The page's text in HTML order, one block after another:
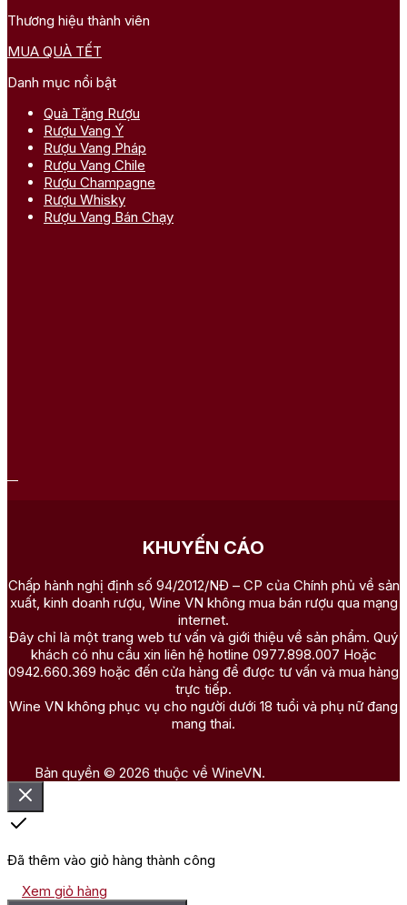
Thương hiệu thành viên
MUA QUÀ TẾT
Danh mục nổi bật
Quà Tặng Rượu
Rượu Vang Ý
Rượu Vang Pháp
Rượu Vang Chile
Rượu Champagne
Rượu Whisky
Rượu Vang Bán Chạy
KHUYẾN CÁO
Chấp hành nghị định số 94/2012/NĐ – CP của Chính phủ về sản
xuất, kinh doanh rượu, Wine VN không mua bán rượu qua mạng
internet.
Đây chỉ là một trang web tư vấn và giới thiệu về sản phẩm. Quý
khách có nhu cầu xin liên hệ hotline 0977.898.007 Hoặc
0942.660.369 hoặc đến cửa hàng để được tư vấn và mua hàng
trực tiếp.
Wine VN không phục vụ cho người dưới 18 tuổi và phụ nữ đang
mang thai.
Bản quyền © 2026 thuộc về WineVN.
Đã thêm vào giỏ hàng thành công
Xem giỏ hàng